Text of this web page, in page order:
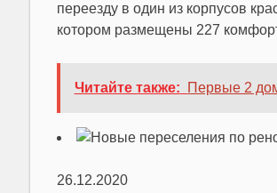
переезду в один из корпусов
котором размещены 227
Читайте также: Первые 2
26.12.2020